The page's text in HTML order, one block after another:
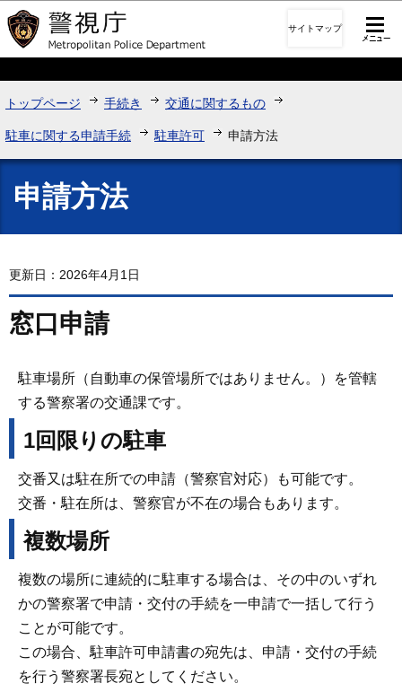
このページの本文へ移動
サイトマップ
トップページ 手続き 交通に関するもの
駐車に関する申請手続 駐車許可 申請方法
申請方法
更新日：2026年4月1日
窓口申請
駐車場所（自動車の保管場所ではありません。）を管轄
する警察署の交通課です。
1回限りの駐車
交番又は駐在所での申請（警察官対応）も可能です。
交番・駐在所は、警察官が不在の場合もあります。
複数場所
複数の場所に連続的に駐車する場合は、その中のいずれ
かの警察署で申請・交付の手続を一申請で一括して行う
ことが可能です。
この場合、駐車許可申請書の宛先は、申請・交付の手続
を行う警察署長宛としてください。